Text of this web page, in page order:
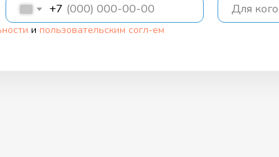
+7 Для
и пользовательским согл-ем